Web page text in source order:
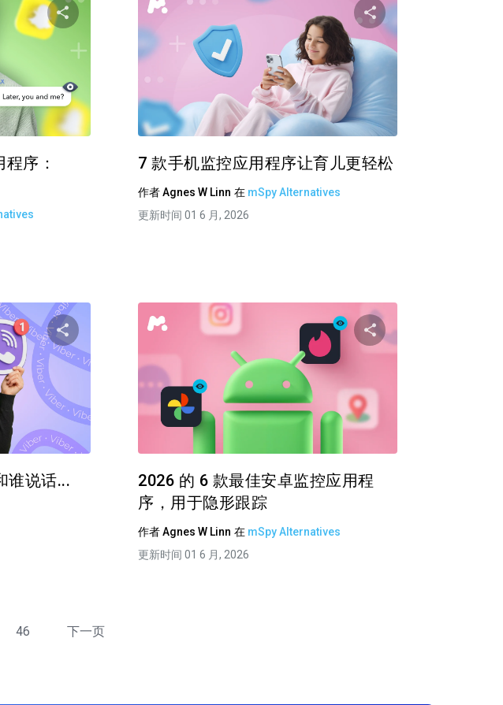
分享这篇文章
推特 在 Facebook 上 复制链接
序：
分享这篇文章
推特
7 款手机监控应用程序让育儿更轻松
作者Agnes W Linn 在 mSpy Alternatives
更新时间 01 6 月, 2026
分享这篇文章
推特 复制链接
谁说话...
2026 的 6 款最佳安卓监控应用程
序，用于隐形跟踪
作者Agnes W Linn 在 mSpy Alternatives
更新时间 01 6 月, 2026
46 下一页